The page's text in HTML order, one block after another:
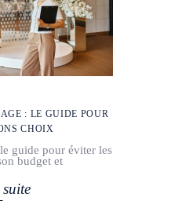
: LE GUIDE POUR
CHOIX
guide pour éviter les
budget et